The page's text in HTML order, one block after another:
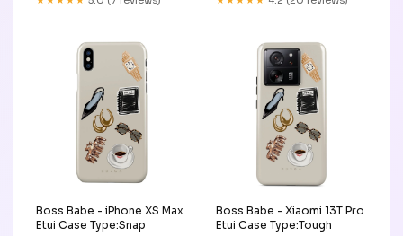
Boss Babe - iPhone XS Max
Etui Case Type:Snap
Boss Babe - Xiaomi 13T Pro
Etui Case Type:Tough